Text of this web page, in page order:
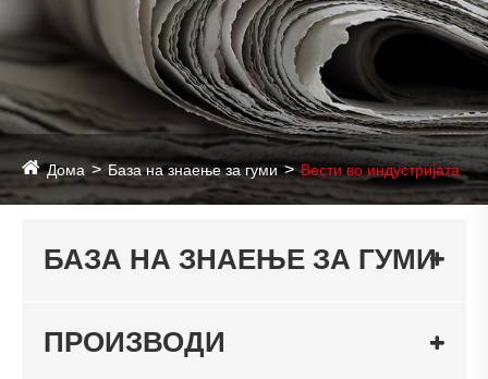
Дома База на знаење за гуми Вести во индустријата
БАЗА НА ЗНАЕЊЕ ЗА ГУМИ
ПРОИЗВОДИ